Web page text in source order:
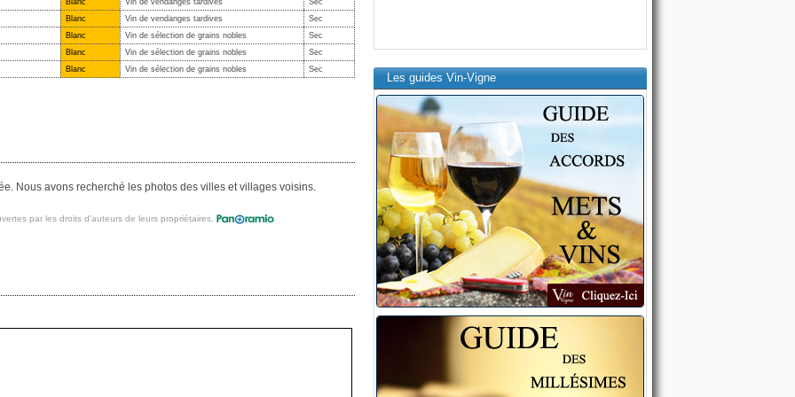
Blanc Vin de vendanges tardives
Sec
Blanc
Vin de vendanges tardives
Sec
Blanc
Vin de sélection de grains nobles
Sec
Blanc
Vin de sélection de grains nobles
Sec
Blanc
Vin de sélection de grains nobles Sec
Nous avons recherché les photos des villes et villages voisins.
par les droits d'auteurs de leurs propriétaires.
Les guides Vin-Vigne